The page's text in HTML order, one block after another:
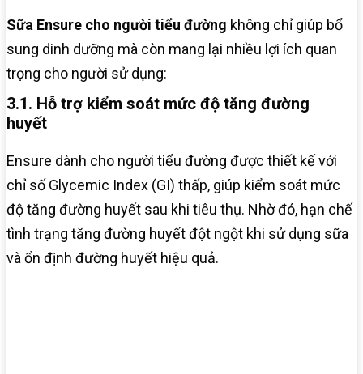
Sữa Ensure cho người tiểu đường không chỉ giúp bổ
sung dinh dưỡng mà còn mang lại nhiều lợi ích quan
trọng cho người sử dụng:
3.1. Hỗ trợ kiểm soát mức độ tăng đường
huyết
Ensure dành cho người tiểu đường được thiết kế với
chỉ số Glycemic Index (GI) thấp, giúp kiểm soát mức
độ tăng đường huyết sau khi tiêu thụ. Nhờ đó, hạn chế
tình trạng tăng đường huyết đột ngột khi sử dụng sữa
và ổn định đường huyết hiệu quả.